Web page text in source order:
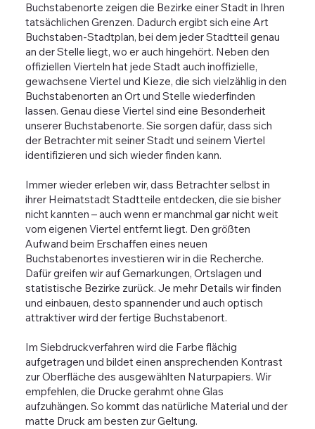
Buchstabenorte zeigen die Bezirke einer Stadt in Ihren
tatsächlichen Grenzen. Dadurch ergibt sich eine Art
Buchstaben-Stadtplan, bei dem jeder Stadtteil genau
an der Stelle liegt, wo er auch hingehört. Neben den
offiziellen Vierteln hat jede Stadt auch inoffizielle,
gewachsene Viertel und Kieze, die sich vielzählig in den
Buchstabenorten an Ort und Stelle wiederfinden
lassen. Genau diese Viertel sind eine Besonderheit
unserer Buchstabenorte. Sie sorgen dafür, dass sich
der Betrachter mit seiner Stadt und seinem Viertel
identifizieren und sich wieder finden kann.
Immer wieder erleben wir, dass Betrachter selbst in
ihrer Heimatstadt Stadtteile entdecken, die sie bisher
nicht kannten – auch wenn er manchmal gar nicht weit
vom eigenen Viertel entfernt liegt. Den größten
Aufwand beim Erschaffen eines neuen
Buchstabenortes investieren wir in die Recherche.
Dafür greifen wir auf Gemarkungen, Ortslagen und
statistische Bezirke zurück. Je mehr Details wir finden
und einbauen, desto spannender und auch optisch
attraktiver wird der fertige Buchstabenort.
Im Siebdruckverfahren wird die Farbe flächig
aufgetragen und bildet einen ansprechenden Kontrast
zur Oberfläche des ausgewählten Naturpapiers. Wir
empfehlen, die Drucke gerahmt ohne Glas
aufzuhängen. So kommt das natürliche Material und der
matte Druck am besten zur Geltung.